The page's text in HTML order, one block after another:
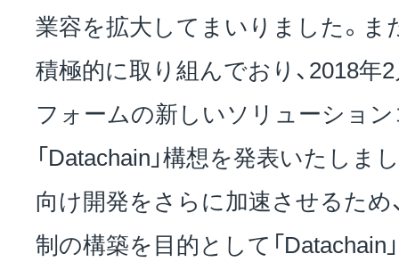
業容を拡大してまいりました。ま
積極的に取り組んでおり、2018
フォームの新しいソリューショ
「Datachain」構想を発表いたしま
向け開発をさらに加速させるため
制の構築を目的として「Datachain